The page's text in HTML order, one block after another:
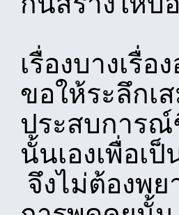
เรื่องบางเรื่อ
ขอให้ระลึกเ
ประสบการณ์
นั้นเองเพื่อเ
จึงไม่ต้องพย